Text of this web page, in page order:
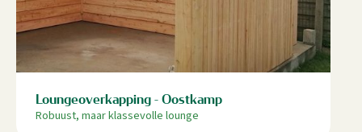
Loungeoverkapping - Oostkamp
Robuust, maar klassevolle lounge